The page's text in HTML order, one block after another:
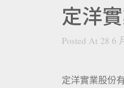
定洋
Posted At 28 6
定洋實業股份